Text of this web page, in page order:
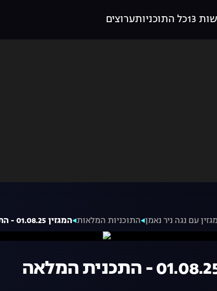
13 כל התוכניותערוצים
עם נגה ניר נאמן התוכניות המלאות המגזין 01.08.25 - התכנית המלאה